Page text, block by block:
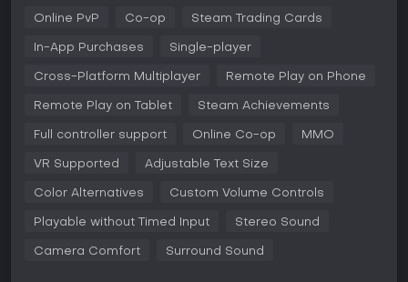
historycznych konstrukcjach. Walka opiera się na
obrażeń - co wymaga celnego strzelania i taktycznego
rakietowe czy ataki torpedowe wzbogacają starcia na
lądzie, w powietrzu i na wodzie.
Ostatnie aktualizacje, w tym duża łatka Ninth Wave z 18
nowe pojazdy: myśliwiec F-16CM PoBIT dla USA i samolot J-
udostępnianego przez War Thunder Live, z możliwością
Online PvP Co-op Steam Trading Cards
In-App Purchases Single-player
Cross-Platform Multiplayer Remote Play on Phone
Remote Play on Tablet Steam Achievements
Full controller support Online Co-op MMO
VR Supported Adjustable Text Size
Color Alternatives Custom Volume Controls
Playable without Timed Input Stereo Sound
Camera Comfort Surround Sound